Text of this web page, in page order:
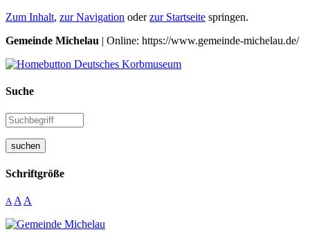
Zum Inhalt, zur Navigation oderzur Startseite springen.
Gemeinde Michelau | Online: https://www.gemeinde-michelau.de/
Suche
suchen
Schriftgröße
A A A